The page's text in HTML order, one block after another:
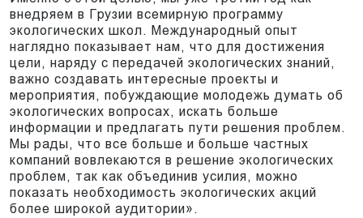
внедряем в Грузии всемирную программу
экологических школ. Международный опыт
наглядно показывает нам, что для достижения
цели, наряду с передачей экологических знаний,
важно создавать интересные проекты и
мероприятия, побуждающие молодежь думать об
экологических вопросах, искать больше
информации и предлагать пути решения проблем.
Мы рады, что все больше и больше частных
компаний вовлекаются в решение экологических
проблем, так как объединив усилия, можно
показать необходимость экологических акций
более широкой аудитории».